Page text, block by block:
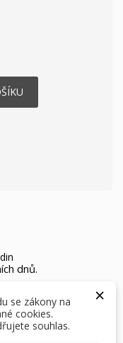
dnů.
do 60 dnů.
×
se zákony na
cookies.
souhlas.